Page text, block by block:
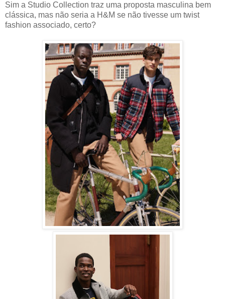
Sim a Studio Collection traz uma proposta masculina bem
clássica, mas não seria a H&M se não tivesse um twist
fashion associado, certo?